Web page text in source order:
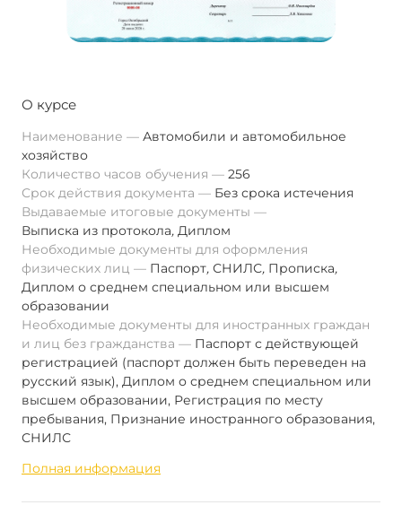
О курсе
Наименование
Автомобили и автомобильное
хозяйство
Количество часов обучения
256
Срок действия документа
Без срока истечения
Выдаваемые итоговые документы
Выписка из протокола, Диплом
Необходимые документы для оформления
физических лиц
Паспорт, СНИЛС, Прописка,
Диплом о среднем специальном или высшем
образовании
Необходимые документы для иностранных граждан
и лиц без гражданства
Паспорт с действующей
регистрацией (паспорт должен быть переведен на
русский язык), Диплом о среднем специальном или
высшем образовании, Регистрация по месту
пребывания, Признание иностранного образования,
СНИЛС
Полная информация